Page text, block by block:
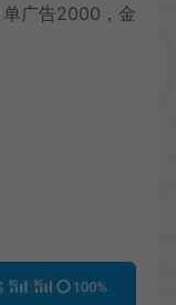
广告2000，金